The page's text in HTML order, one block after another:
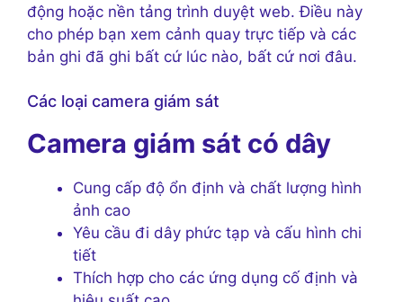
động hoặc nền tảng trình duyệt web. Điều này
cho phép bạn xem cảnh quay trực tiếp và các
bản ghi đã ghi bất cứ lúc nào, bất cứ nơi đâu.
Các loại camera giám sát
Camera giám sát có dây
Cung cấp độ ổn định và chất lượng hình
ảnh cao
Yêu cầu đi dây phức tạp và cấu hình chi
tiết
Thích hợp cho các ứng dụng cố định và